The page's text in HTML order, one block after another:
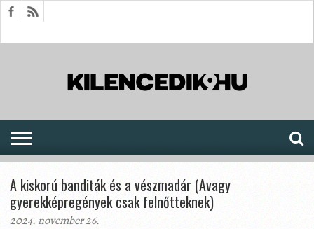
A kiskorú banditák és a vészmadár (Avagy
gyerekképregények csak felnőtteknek)
2024. november 26.